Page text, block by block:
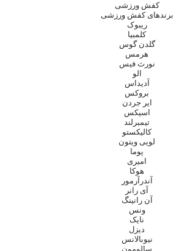
کفش ورزشی
برندهای کفش ورزشی
ریبوک
کلمبیا
گلدن گوس
هرمس
نورث فیس
الو
آدیداس
بروکس
ایر جردن
اسیکس
تیمبرلند
کالیکستو
لویی ویتون
پوما
امیری
هوکا
آندرآرمور
آی رانر
آن رانینگ
ونس
نایک
دیزل
نیوبالانس
سالومون